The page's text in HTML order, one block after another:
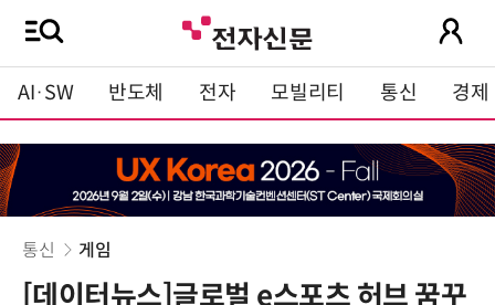
AI·SW 반도체 전자 모빌리티 통신 경제
통신 게임
[데이터뉴스]글로벌 e스포츠 허브 꿈꾸